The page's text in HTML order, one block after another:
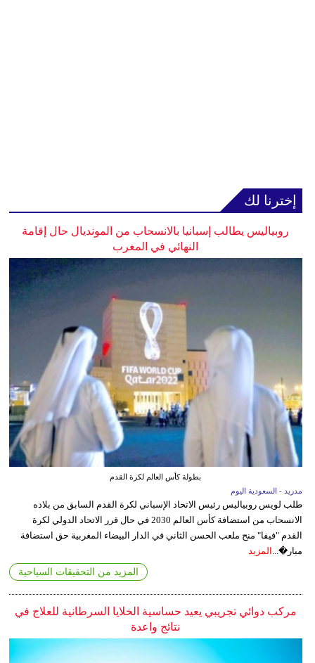
إخترنا لك
روبياليس يطالب إسبانيا بالانسحاب من المونديال حال إقامة
النهائي في المغرب
بطولة كأس العالم لكرة القدم
مدريد - السعودية اليوم
طلب لويس روبياليس رئيس الاتحاد الإسباني لكرة القدم السابق من بلاده
الانسحاب من استضافة كأس العالم 2030 في حال قرر الاتحاد الدولي لكرة
القدم "فيفا" منح ملعب الحسن الثاني في الدار البيضاء المغربية حق استضافة
مبار�... المزيد
المزيد من التحقيقات السياحية
مركب دوائي تجريبي يعيد حساسية الخلايا السرطانية للعلاج في
نتائج واعدة